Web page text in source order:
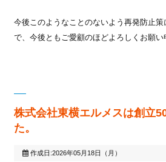
今後このようなことのないよう再発防止
で、今後ともご愛顧のほどよろしくお願い
株式会社東横エルメスは創立
た。
作成日:2026年05月18日（月）